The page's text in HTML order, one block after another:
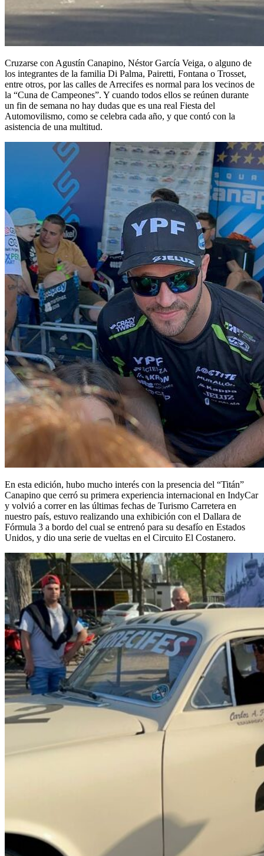
Cruzarse con Agustín Canapino, Néstor García Veiga, o alguno de
los integrantes de la familia Di Palma, Pairetti, Fontana o Trosset,
entre otros, por las calles de Arrecifes es normal para los vecinos de
la “Cuna de Campeones”. Y cuando todos ellos se reúnen durante
un fin de semana no hay dudas que es una real Fiesta del
Automovilismo, como se celebra cada año, y que contó con la
asistencia de una multitud.
En esta edición, hubo mucho interés con la presencia del “Titán”
Canapino que cerró su primera experiencia internacional en IndyCar
y volvió a correr en las últimas fechas de Turismo Carretera en
nuestro país, estuvo realizando una exhibición con el Dallara de
Fórmula 3 a bordo del cual se entrenó para su desafío en Estados
Unidos, y dio una serie de vueltas en el Circuito El Costanero.